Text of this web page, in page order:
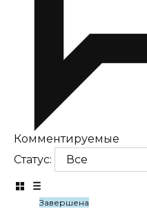
Комментируемые
Статус:
Завершена